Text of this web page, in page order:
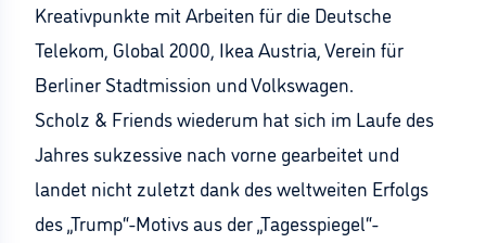
Kreativpunkte mit Arbeiten für die Deutsche
Telekom, Global 2000, Ikea Austria, Verein für
Berliner Stadtmission und Volkswagen.
Scholz & Friends wiederum hat sich im Laufe des
Jahres sukzessive nach vorne gearbeitet und
landet nicht zuletzt dank des weltweiten Erfolgs
des „Trump“-Motivs aus der „Tagesspiegel“-